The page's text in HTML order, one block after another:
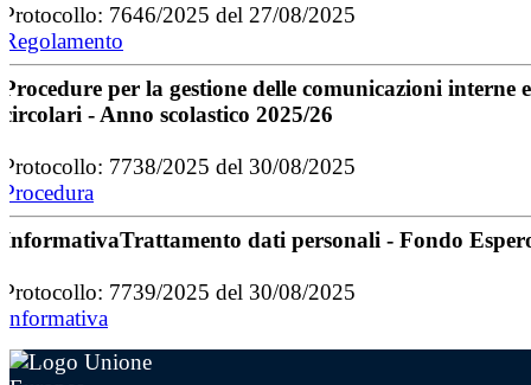
Protocollo: 7646/2025 del 27/08/2025
Regolamento
Procedure per la gestione delle comunicazioni interne
circolari - Anno scolastico 2025/26
Protocollo: 7738/2025 del 30/08/2025
Procedura
InformativaTrattamento dati personali - Fondo
Protocollo: 7739/2025 del 30/08/2025
Informativa